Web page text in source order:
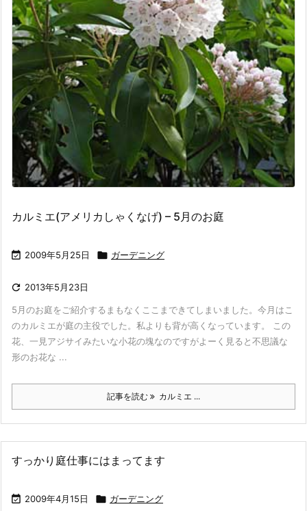
カルミエ(アメリカしゃくなげ) – 5月のお庭
 2009年5月25日  ガーデニング
 2013年5月23日
5月のお庭をご紹介するまもなくここまできてしまいました。今月はこ
のカルミエが庭の主役でした。私よりも背が高くなっています。 この
花、一見アジサイみたいな小花の塊なのですがよーく見ると不思議な
形のお花な ...
記事を読む カルミエ ...
すっかり庭仕事にはまってます
 2009年4月15日  ガーデニング